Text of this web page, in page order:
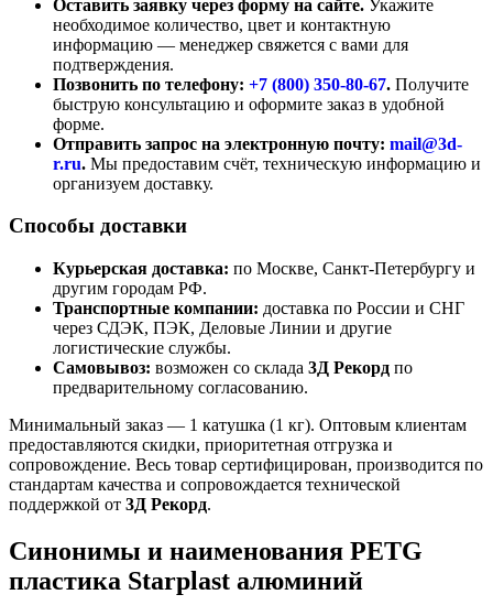
Оставить заявку через форму на сайте. Укажите
необходимое количество, цвет и контактную
информацию — менеджер свяжется с вами для
подтверждения.
Позвонить по телефону: +7 (800) 350-80-67. Получите
быструю консультацию и оформите заказ в удобной
форме.
Отправить запрос на электронную почту: mail@3d-
r.ru. Мы предоставим счёт, техническую информацию и
организуем доставку.
Способы доставки
Курьерская доставка: по Москве, Санкт-Петербургу и
другим городам РФ.
Транспортные компании: доставка по России и СНГ
через СДЭК, ПЭК, Деловые Линии и другие
логистические службы.
Самовывоз: возможен со склада 3Д Рекорд по
предварительному согласованию.
Минимальный заказ — 1 катушка (1 кг). Оптовым клиентам
предоставляются скидки, приоритетная отгрузка и
сопровождение. Весь товар сертифицирован, производится по
стандартам качества и сопровождается технической
поддержкой от 3Д Рекорд.
Синонимы и наименования PETG
пластика Starplast алюминий